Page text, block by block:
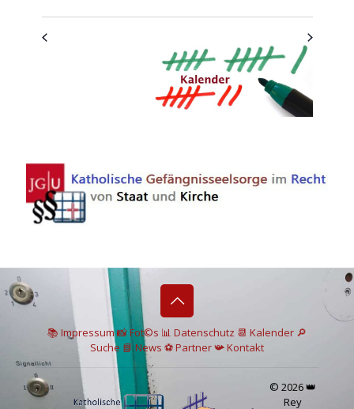
📚 Impressum📸Fot©s 📊 Datenschutz 📆 Kalender 🔎
Suche 📘 News ⚽Partner📯Kontakt
© 2026 👑
Rey